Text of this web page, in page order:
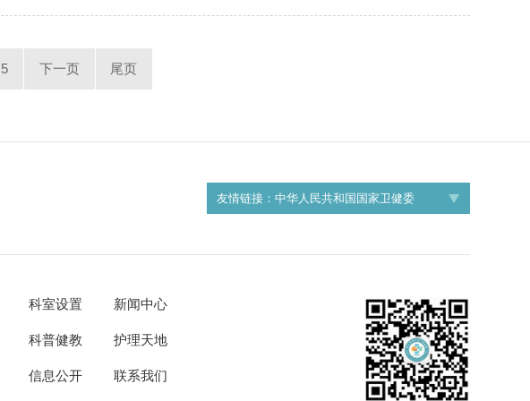
5 下一页 尾页
友情链接：中华人民共和国国家卫健委
科室设置 新闻中心
科普健教 护理天地
信息公开 联系我们